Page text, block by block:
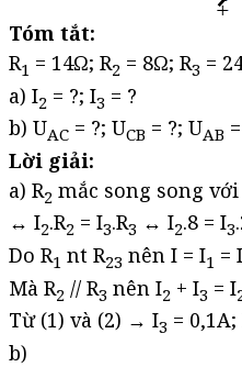
Tóm tắt:
R1 = 14Ω; R2 = 8Ω; R3 =
a) I2 = ?; I3 = ?
b) UAC = ?; UCB = ?; UAB
Lời giải:
a) R2 mắc song song với
↔ I2.R2 = I3.R3 ↔ I2.8 = I3
Do R1 nt R23 nên I = I1 = I
Mà R2 // R3 nên I2 + I3 = I
Từ (1) và (2) → I3 = 0,1A;
b)